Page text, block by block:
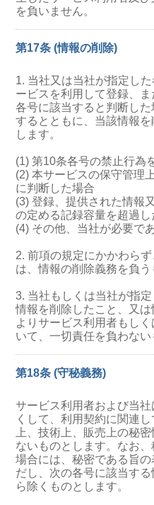
を負いません。
第17条 (情報の削除)
1. 当社又は当社が指定し
ービスを利用して登録、
各号に該当すると判断し
するとともに、当該情報
します。
(1) 第10条各号の禁止行為
(2) 本サービスの保守管理
に判断した場合
(3) 登録、提供された情報
の定める記録容量を超過し
(4) その他、当社が必要で
2. 前項の規定にかかわら
は、情報の削除義務を負う
3. 当社もしくは当社が指
情報を削除したこと、又
よりサービス利用者もし
いて、一切責任を負わない
第18条 (守秘義務)
サービス利用者および当
くして、利用契約に関連
上、技術上、販売上の秘
ないものとします。なお
場合には、秘密である旨
だし、次の各号に該当す
ら除くものとします。